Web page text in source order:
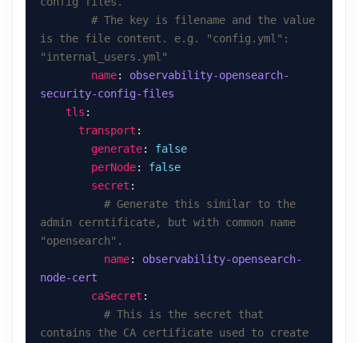
# The key is filename and the value
is the file content. e.g. "config.yml":
"internal_users.yml"
name: observability-opensearch-
security-config-files
tls
transport
generate: false
perNode: false
secret
# Generate this similar to the
admin cerntificate, but with common name
"opensearch".
name: observability-opensearch-
node-cert
caSecret
# This is the secret that
contains the CA certificate used to create